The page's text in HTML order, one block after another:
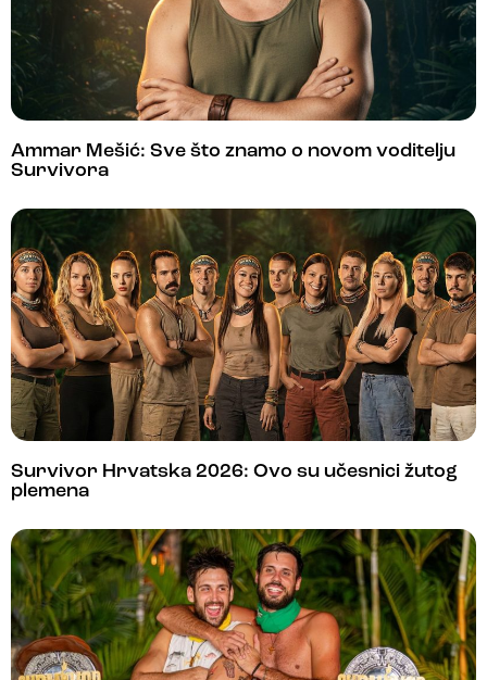
Ammar Mešić: Sve što znamo o novom voditelju
Survivora
Survivor Hrvatska 2026: Ovo su učesnici žutog
plemena